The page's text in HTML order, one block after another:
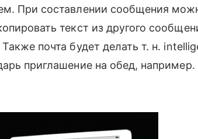
При составлении сообщения
текст из другого
почта будет делать т. н.
приглашение на обед, например.